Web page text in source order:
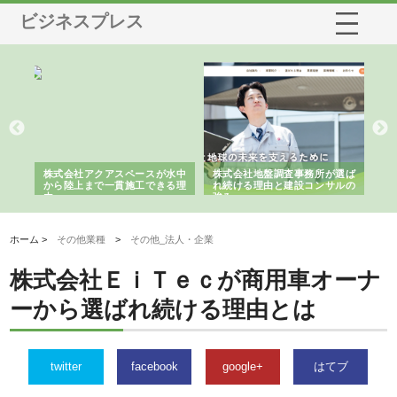
ビジネスプレス
株式会社アクアスペースが水中
から陸上まで一貫施工できる理
由
株式会社地盤調査事務所が選ば
れ続ける理由と建設コンサルの
強み
ホーム > その他業種 > その他_法人・企業
株式会社ＥｉＴｅｃが商用車オーナ
ーから選ばれ続ける理由とは
twitter facebook google+ はてブ